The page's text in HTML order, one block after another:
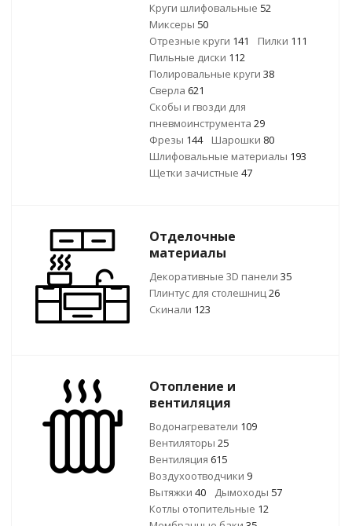
Круги шлифовальные 52
Миксеры 50
Отрезные круги 141 Пилки 111
Пильные диски 112
Полировальные круги 38
Сверла 621
Скобы и гвозди для
пневмоинструмента 29
Фрезы 144 Шарошки 80
Шлифовальные материалы 193
Щетки зачистные 47
Отделочные
материалы
Декоративные 3D панели 35
Плинтус для столешниц26
Скинали 123
Отопление и
вентиляция
Водонагреватели 109
Вентиляторы 25
Вентиляция 615
Воздухоотводчики 9
Вытяжки 40 Дымоходы 57
Котлы отопительные 12